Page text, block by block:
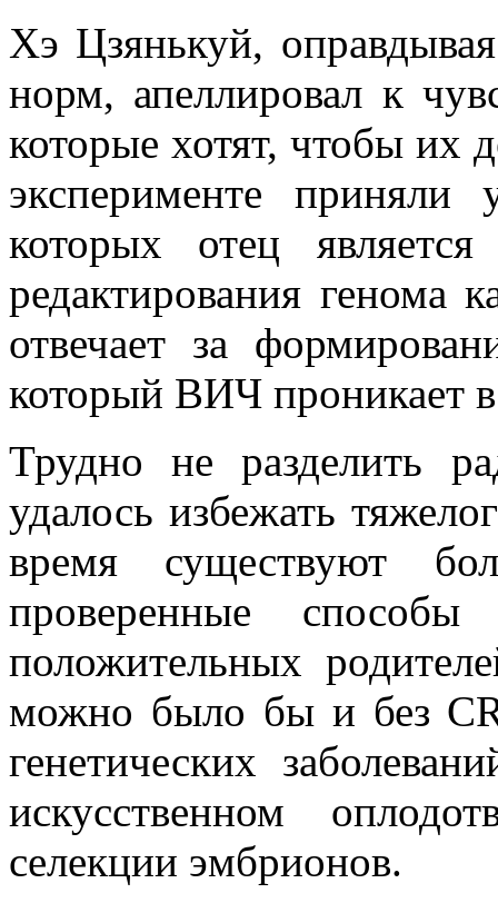
Хэ Цзянькуй,
норм, апеллировал к
которые хотят, чтобы их
эксперименте
которых отец
редактирования генома
отвечает за
который ВИЧ проникает
Трудно не разделить
удалось избежать
время существуют
проверенные
положительных
можно было бы и без
генетических
искусственном
селекции эмбрионов.